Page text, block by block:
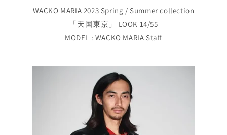
WACKO MARIA 2023 Spring / Summer collection
「天国東京」 LOOK 14/55
MODEL : WACKO MARIA Staff